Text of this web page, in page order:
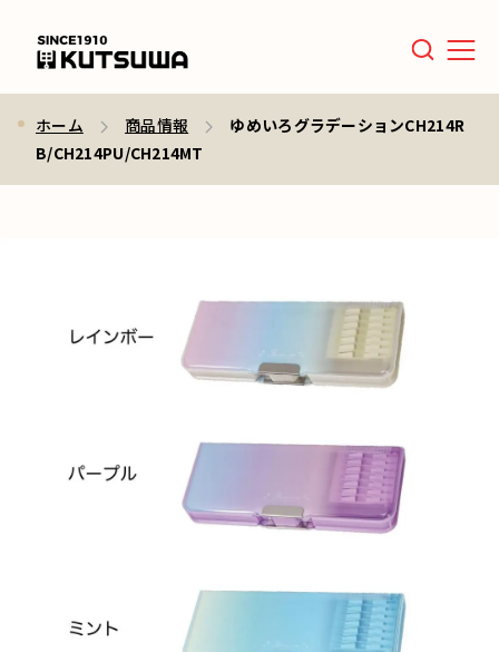
Menu
ホーム 商品情報
ゆめいろグラデーションCH214R
B/CH214PU/CH214MT